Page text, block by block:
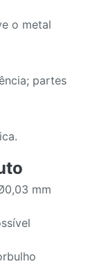
o metal
partes
mm